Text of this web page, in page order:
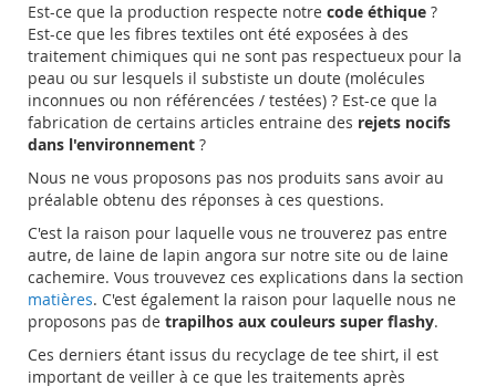
Est-ce que la production respecte notre code éthique ?
Est-ce que les fibres textiles ont été exposées à des
traitement chimiques qui ne sont pas respectueux pour la
peau ou sur lesquels il substiste un doute (molécules
inconnues ou non référencées / testées) ? Est-ce que la
fabrication de certains articles entraine des rejets nocifs
dans l'environnement ?
Nous ne vous proposons pas nos produits sans avoir au
préalable obtenu des réponses à ces questions.
C'est la raison pour laquelle vous ne trouverez pas entre
autre, de laine de lapin angora sur notre site ou de laine
cachemire. Vous trouvevez ces explications dans la section
matières. C'est également la raison pour laquelle nous ne
proposons pas de trapilhos aux couleurs super flashy.
Ces derniers étant issus du recyclage de tee shirt, il est
important de veiller à ce que les traitements après